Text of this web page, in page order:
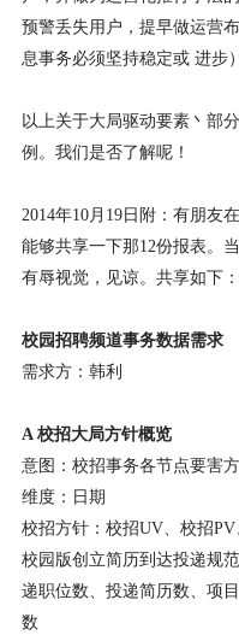
预警丢失用户，提早做运营
息事务必须坚持稳定或 进步
以上关于大局驱动要素丶部
例。我们是否了解呢！
2014年10月19日附：有朋友
能够共享一下那12份报表。
有辱视觉，见谅。共享如下：
校园招聘频道事务数据需求
需求方：韩利
A 校招大局方针概览
意图：校招事务各节点要害
维度：日期
校招方针：校招UV、校招
校园版创立简历到达投递规
递职位数、投递简历数、项
数